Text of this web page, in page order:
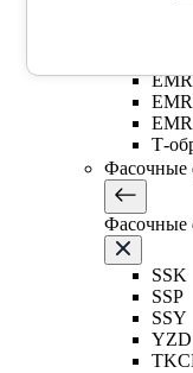
Фрезы со
Т-
Фасочные
Фасочные
SSK
SSP
SSY
YZD